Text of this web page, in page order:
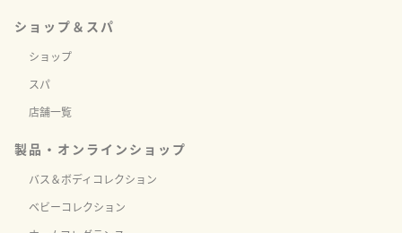
ショップ＆スパ
ショップ
スパ
店舗一覧
製品・オンラインショップ
バス＆ボディコレクション
ベビーコレクション